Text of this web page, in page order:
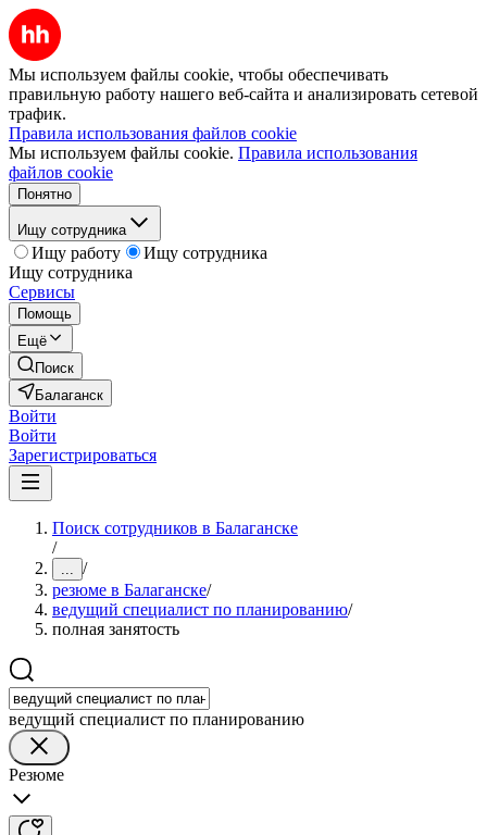
Мы используем файлы cookie, чтобы обеспечивать
правильную работу нашего веб-сайта и анализировать сетевой
трафик.
Правила использования файлов cookie
Мы используем файлы cookie. Правила использования
файлов cookie
Понятно
Ищу сотрудника
Ищу работу
Ищу сотрудника
Ищу сотрудника
Сервисы
Помощь
Ещё
Поиск
Балаганск
Войти
Войти
Зарегистрироваться
Поиск сотрудников в Балаганске
/
... /
резюме в Балаганске/
ведущий специалист по планированию/
полная занятость
ведущий специалист по планированию
Резюме